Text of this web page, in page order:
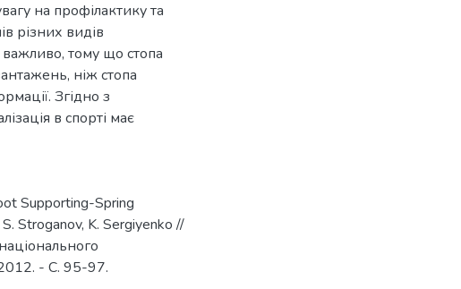
на профілактику та
різних видів
тому що стопа
ніж стопа
Згідно з
в спорті має
Supporting-Spring
Stroganov, K. Sergiyenko //
2012. - С. 95-97.